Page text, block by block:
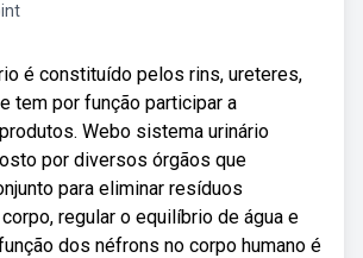
é constituído pelos rins, ureteres,
tem por função participar a
Webo sistema urinário
por diversos órgãos que
para eliminar resíduos
regular o equilíbrio de água e
dos néfrons no corpo humano é